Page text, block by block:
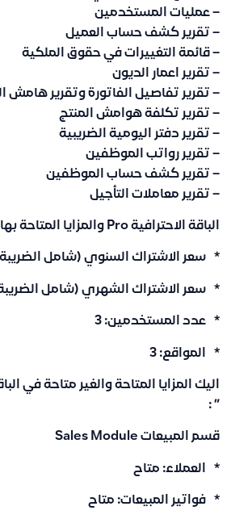
– عمليات المستخدمين
– تقرير كشف حساب العميل
– قائمة التغييرات في حقوق الملكية
– تقرير اعمار الديون
– تقرير تفاصيل الفاتورة وتقرير هامش
– تقرير تكلفة هوامش المنتج
– تقرير دفتر اليومية الضريبية
– تقرير رواتب الموظفين
– تقرير كشف حساب الموظفين
– تقرير معاملات التأجيل
الباقة الاحترافية Pro والمزايا المتاحة بها
* سعر الاشتراك السنوي (شامل الضريبة): 2070
* سعر الاشتراك الشهري (شامل الضريبة):
* عدد المستخدمين: 3
* المواقع: 3
اليك المزايا المتاحة والغير متاحة في
” :
قسم المبيعات Sales Module
* العملاء: متاح
* فواتير المبيعات: متاح